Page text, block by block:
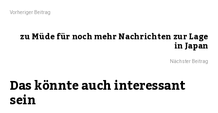
Vorheriger Beitrag
zu Müde für noch mehr Nachrichten zur Lage
in Japan
Nächster Beitrag
Das könnte auch interessant
sein